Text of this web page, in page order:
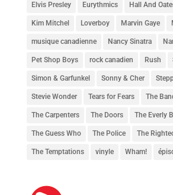
Elvis Presley Eurythmics Hall And
Kim Mitchel Loverboy Marvin Gaye
musique canadienne Nancy Sinatra
Pet Shop Boys rock canadien Rush
Simon & Garfunkel Sonny & Cher
Stevie Wonder Tears for Fears The
The Carpenters The Doors The Everly
The Guess Who The Police The
The Temptations vinyle Wham!